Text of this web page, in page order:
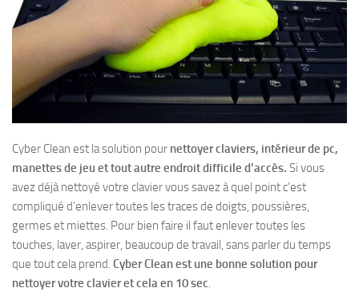
Cyber Clean est la solution pour nettoyer claviers, intérieur de pc,
manettes de jeu et tout autre endroit difficile d’accès. Si vous
avez déjà nettoyé votre clavier vous savez à quel point c’est
compliqué d’enlever toutes les traces de doigts, poussières,
germes et miettes. Pour bien faire il faut enlever toutes les
touches, laver, aspirer, beaucoup de travail, sans parler du temps
que tout cela prend. Cyber Clean est une bonne solution pour
nettoyer votre clavier et cela en 10 sec.